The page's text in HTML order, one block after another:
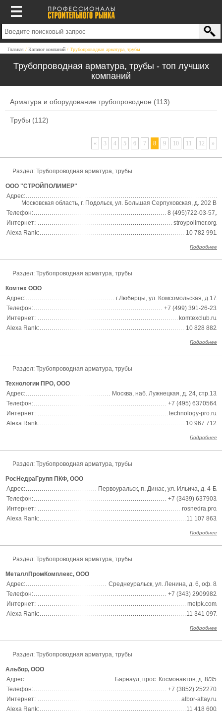
Главная Каталог компаний Трубопроводная арматура, трубы
Трубопроводная арматура, трубы - топ лучших
компаний
Арматура и оборудование трубопроводное (113)
Трубы (112)
« 3 4 5 6 7 8 9 10 11 12 »
Раздел: Трубопроводная арматура, трубы
ООО "СТРОЙПОЛИМЕР"
Адрес:
Московская область, г. Подольск, ул. Большая Серпуховская, д. 202 В
Телефон:
8 (495)722-03-57,
Интернет:
stroypolimer.org
Alexa Rank:
10 782 991
Подробнее
Раздел: Трубопроводная арматура, трубы
Комтех ООО
Адрес:
г.Люберцы, ул. Комсомольская, д.17
Телефон:
+7 (499) 391-26-23
Интернет:
komtexclub.ru
Alexa Rank:
10 828 882
Подробнее
Раздел: Трубопроводная арматура, трубы
Технологии ПРО, ООО
Адрес:
Москва, наб. Лужнецкая, д. 24, стр.13
Телефон:
+7 (495) 6370564
Интернет:
technology-pro.ru
Alexa Rank:
10 967 712
Подробнее
Раздел: Трубопроводная арматура, трубы
РосНедраГрупп ПКФ, ООО
Адрес:
Первоуральск, п. Динас, ул. Ильича, д. 4-Б
Телефон:
+7 (3439) 637903
Интернет:
rosnedra.pro
Alexa Rank:
11 107 863
Подробнее
Раздел: Трубопроводная арматура, трубы
МеталлПромКомплекс, ООО
Адрес:
Среднеуральск, ул. Ленина, д. 6, оф. 8
Телефон:
+7 (343) 2909982
Интернет:
metpk.com
Alexa Rank:
11 341 097
Подробнее
Раздел: Трубопроводная арматура, трубы
Альбор, ООО
Адрес:
Барнаул, прос. Космонавтов, д. 8/35
Телефон:
+7 (3852) 252270
Интернет:
albor-altay.ru
Alexa Rank:
11 418 600